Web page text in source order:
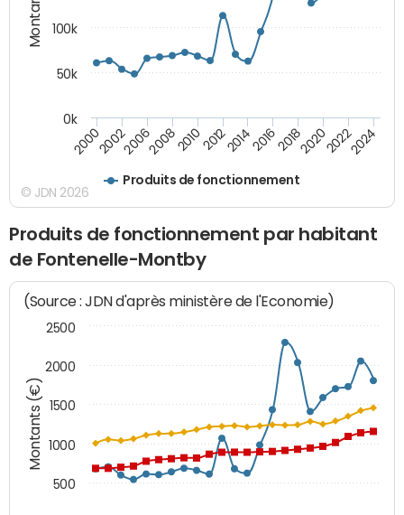
Produits de fonctionnement
200020022006200820102012201420162018202020222024
0k
50k
100k
© JDN 2026
Produits de fonctionnement par habitant
de Fontenelle-Montby
Montants (€)
(Source : JDN d'après ministère de l'Economie)
500
1000
1500
2000
2500